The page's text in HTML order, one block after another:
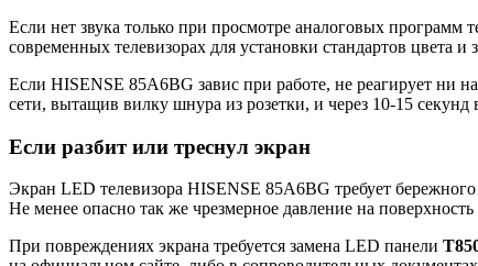
Если нет звука только при просмотре аналоговых
современных телевизорах для установки стандартов цвета
Если HISENSE 85A6BG завис при работе, не реагирует ни
сети, вытащив вилку шнура из розетки, и через 10-15 секунд
Если разбит или треснул экран
Экран LED телевизора HISENSE 85A6BG требует
Не менее опасно так же чрезмерное давление на
При повреждениях экрана требуется замена LED панели